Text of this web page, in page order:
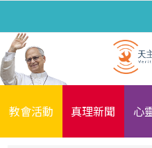
教會活動 真理新聞 心